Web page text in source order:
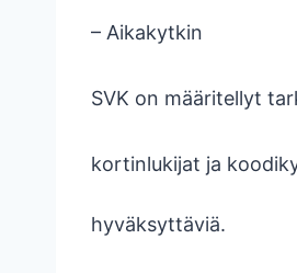
– Aikakytkin
SVK on määritellyt
kortinlukijat ja
hyväksyttäviä.